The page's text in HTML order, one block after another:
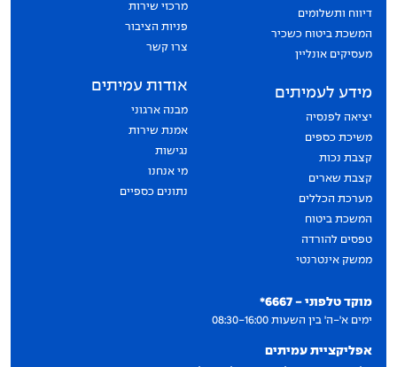
מוקד טלפוני - 6667*
ימים א'-ה' בין השעות 08:30-16:00
אפליקציית עמיתים
דיווח ותשלומים
המשכת ביטוח כשכיר
מעסיקים אונליין
מידע לעמיתים
יציאה לפנסיה
משיכת כספים
קצבת נכות
קצבת שארים
מערכת הכללים
המשכת ביטוח
טפסים להורדה
ממשק אינטרנטי
מרכזי שירות
פניות הציבור
צרו קשר
אודות עמיתים
מבנה ארגוני
אמנת שירות
נגישות
מי אנחנו
נתונים כספיים